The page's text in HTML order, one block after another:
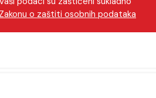
o zaštiti osobnih podataka